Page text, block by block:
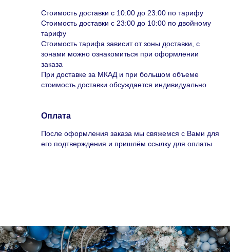
Стоимость доставки с 10:00 до 23:00 по тарифу
Стоимость доставки с 23:00 до 10:00 по двойному
тарифу
Стоимость тарифа зависит от зоны доставки, с
зонами можно ознакомиться при оформлении
заказа
При доставке за МКАД и при большом объеме
стоимость доставки обсуждается индивидуально
Оплата
После оформления заказа мы свяжемся с Вами для
его подтверждения и пришлём ссылку для оплаты